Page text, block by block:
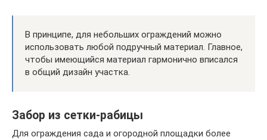
В принципе, для небольших ограждений можно
использовать любой подручный материал. Главное,
чтобы имеющийся материал гармонично вписался
в общий дизайн участка.
Забор из сетки-рабицы
Для ограждения сада и огородной площадки более